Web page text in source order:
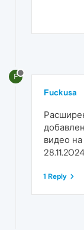
F
Fuckusa
видео
28.11.2024
1 Reply